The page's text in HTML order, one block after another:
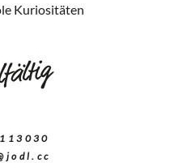
Kuriositäten